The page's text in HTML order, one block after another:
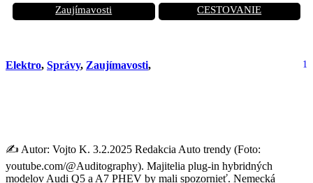
Zaujímavosti
CESTOVANIE
Elektro, Správy, Zaujímavosti, 1
✍️ Autor: Vojto K. 3.2.2025 Redakcia Auto trendy (Foto:
youtube.com/@Auditography). Majitelia plug-in hybridných
modelov Audi Q5 a A7 PHEV by mali spozornieť. Nemecká